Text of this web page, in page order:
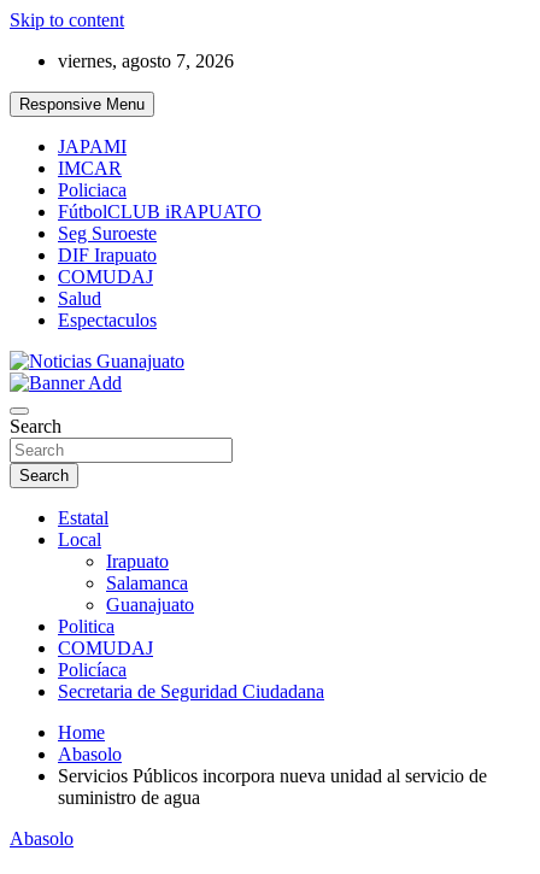
Skip to content
viernes, agosto 7, 2026
Responsive Menu
JAPAMI
IMCAR
Policiaca
FútbolCLUB iRAPUATO
Seg Suroeste
DIF Irapuato
COMUDAJ
Salud
Espectaculos
Noticias Guanajuato
Search
Search
Estatal
Local
Irapuato
Salamanca
Guanajuato
Politica
COMUDAJ
Policíaca
Secretaria de Seguridad Ciudadana
Home
Abasolo
Servicios Públicos incorpora nueva unidad al servicio de
suministro de agua
Abasolo